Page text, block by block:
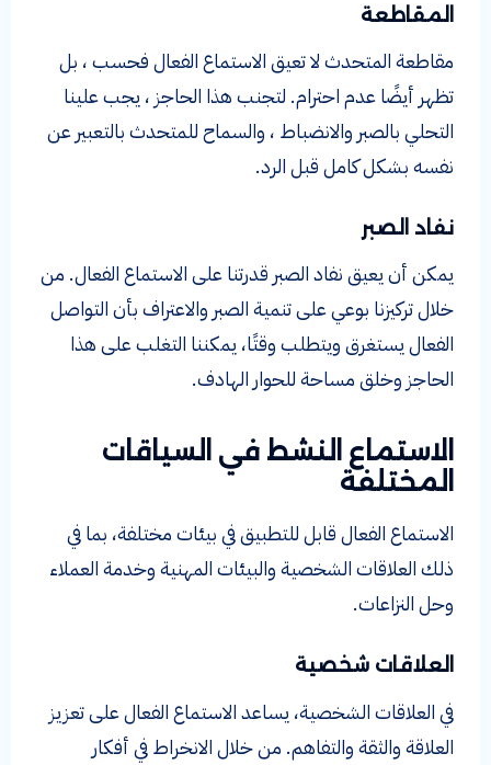
المقاطعة
مقاطعة المتحدث لا تعيق الاستماع الفعال فحسب ، بل
تظهر أيضًا عدم احترام. لتجنب هذا الحاجز ، يجب علينا
التحلي بالصبر والانضباط ، والسماح للمتحدث بالتعبير عن
نفسه بشكل كامل قبل الرد.
نفاد الصبر
يمكن أن يعيق نفاد الصبر قدرتنا على الاستماع الفعال. من
خلال تركيزنا بوعي على تنمية الصبر والاعتراف بأن التواصل
الفعال يستغرق ويتطلب وقتًا، يمكننا التغلب على هذا
الحاجز وخلق مساحة للحوار الهادف.
الاستماع النشط في السياقات
المختلفة
الاستماع الفعال قابل للتطبيق في بيئات مختلفة، بما في
ذلك العلاقات الشخصية والبيئات المهنية وخدمة العملاء
وحل النزاعات.
العلاقات شخصية
في العلاقات الشخصية، يساعد الاستماع الفعال على تعزيز
العلاقة والثقة والتفاهم. من خلال الانخراط في أفكار